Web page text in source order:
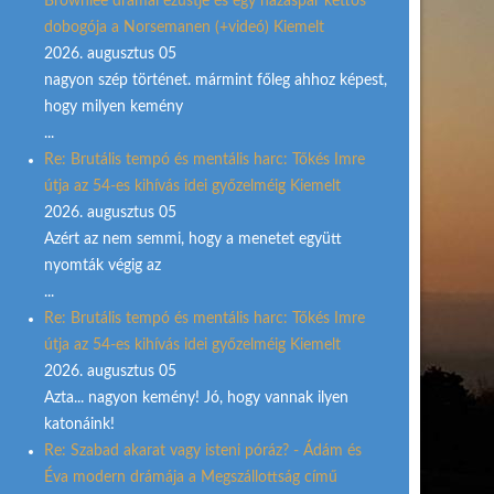
dobogója a Norsemanen (+videó) Kiemelt
2026. augusztus 05
nagyon szép történet. mármint főleg ahhoz képest,
hogy milyen kemény
...
Re: Brutális tempó és mentális harc: Tőkés Imre
útja az 54-es kihívás idei győzelméig Kiemelt
2026. augusztus 05
Azért az nem semmi, hogy a menetet együtt
nyomták végig az
...
Re: Brutális tempó és mentális harc: Tőkés Imre
útja az 54-es kihívás idei győzelméig Kiemelt
2026. augusztus 05
Azta... nagyon kemény! Jó, hogy vannak ilyen
katonáink!
Re: Szabad akarat vagy isteni póráz? - Ádám és
Éva modern drámája a Megszállottság című